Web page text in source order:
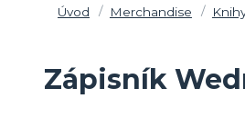
Úvod Merchandise
Zápisník